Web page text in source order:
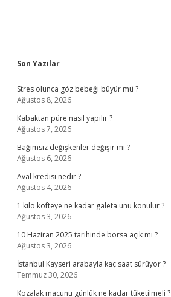
Sidebar
Son Yazılar
Stres olunca göz bebeği büyür mü ?
Ağustos 8, 2026
Kabaktan püre nasıl yapılır ?
Ağustos 7, 2026
Bağımsız değişkenler değişir mi ?
Ağustos 6, 2026
Aval kredisi nedir ?
Ağustos 4, 2026
1 kilo köfteye ne kadar galeta unu konulur ?
Ağustos 3, 2026
10 Haziran 2025 tarihinde borsa açık mı ?
Ağustos 3, 2026
İstanbul Kayseri arabayla kaç saat sürüyor ?
Temmuz 30, 2026
Kozalak macunu günlük ne kadar tüketilmeli ?